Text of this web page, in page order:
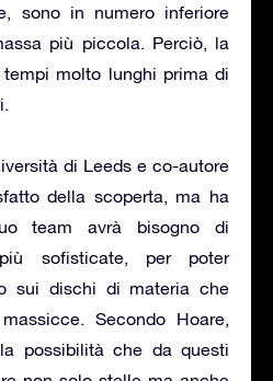
sono in numero inferiore
più piccola. Perciò, la
molto lunghi prima di
di Leeds e co-autore
della scoperta, ma ha
team avrà bisogno di
sofisticate, per poter
sui dischi di materia che
Secondo Hoare,
possibilità che da questi